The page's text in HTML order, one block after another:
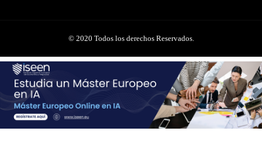
© 2020 Todos los derechos Reservados.